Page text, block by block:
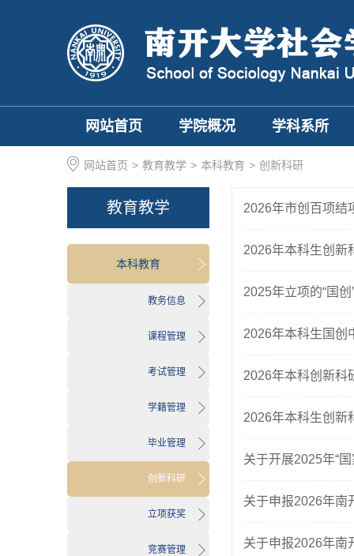
网站首页 学院概况 学科系所
网站首页 > 教育教学 > 本科教育 > 创新科研
教育教学
本科教育
教务信息
课程管理
考试管理
学籍管理
毕业管理
创新科研
立项获奖
竞赛管理
2026年市创百项结
2026年本科生创新
2025年立项的“国
2026年本科生国创
2026年本科创新科
2026年本科生创新
关于开展2025年“
关于申报2026年南
关于申报2026年南